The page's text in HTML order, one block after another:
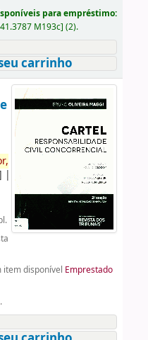
para empréstimo:
M193c] (2).
carrinho
|
item disponível Emprestado
.